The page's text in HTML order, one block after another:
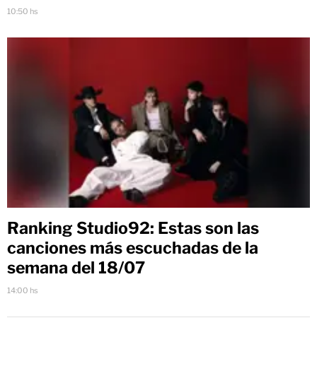
10:50 hs
Ranking Studio92: Estas son las
canciones más escuchadas de la
semana del 18/07
14:00 hs